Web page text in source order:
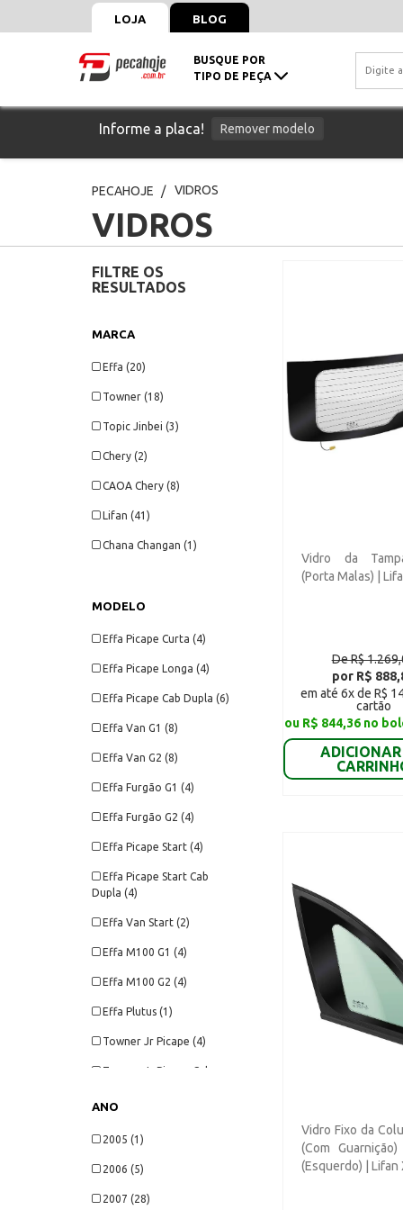
LOJA BLOG
BUSQUE POR
TIPO DE PEÇA
Informe a placa! Remover modelo
PECAHOJE VIDROS
VIDROS
FILTRE OS
RESULTADOS
MARCA
Effa (20)
Towner (18)
Topic Jinbei (3)
Chery (2)
CAOA Chery (8)
Lifan (41)
Chana Changan (1)
MODELO
Effa Picape Curta (4)
Effa Picape Longa (4)
Effa Picape Cab Dupla (6)
Effa Van G1 (8)
Effa Van G2 (8)
Effa Furgão G1 (4)
Effa Furgão G2 (4)
Effa Picape Start (4)
Effa Picape Start Cab
Dupla (4)
Effa Van Start (2)
Effa M100 G1 (4)
Effa M100 G2 (4)
Effa Plutus (1)
Towner Jr Picape (4)
Towner Jr Picape Cab
Towner Furgão (5)
Towner Van (11)
Topic Jinbei Passageiro (3)
ANO
2005 (1)
2006 (5)
2007 (28)
Vidro da
(Porta Malas) |
De R$
por R$
em até 6x de R$
cartão
ou R$ 844,36 no
Vidro Fixo da
(Com Guarnição)
(Esquerdo) | Lifan